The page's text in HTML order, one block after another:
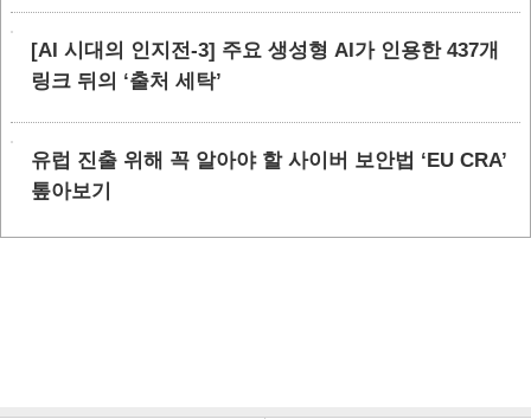
[AI 시대의 인지전-3] 주요 생성형 AI가 인용한 437개
링크 뒤의 ‘출처 세탁’
유럽 진출 위해 꼭 알아야 할 사이버 보안법 ‘EU CRA’
톺아보기